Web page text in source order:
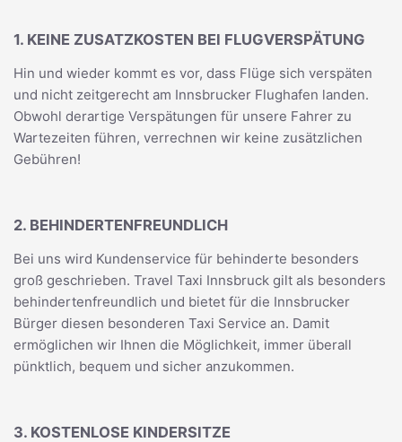
1. KEINE ZUSATZKOSTEN BEI FLUGVERSPÄTUNG
Hin und wieder kommt es vor, dass Flüge sich verspäten
und nicht zeitgerecht am Innsbrucker Flughafen landen.
Obwohl derartige Verspätungen für unsere Fahrer zu
Wartezeiten führen, verrechnen wir keine zusätzlichen
Gebühren!
2. BEHINDERTENFREUNDLICH
Bei uns wird Kundenservice für behinderte besonders
groß geschrieben. Travel Taxi Innsbruck gilt als besonders
behindertenfreundlich und bietet für die Innsbrucker
Bürger diesen besonderen Taxi Service an. Damit
ermöglichen wir Ihnen die Möglichkeit, immer überall
pünktlich, bequem und sicher anzukommen.
3. KOSTENLOSE KINDERSITZE